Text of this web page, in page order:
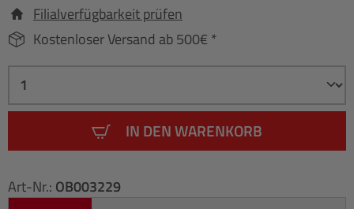
Filialverfügbarkeit prüfen
Kostenloser Versand ab 500€ *
IN DEN WARENKORB
Art-Nr.: OB003229